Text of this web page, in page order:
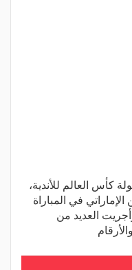
كأس العالم للأندية،
في المباراة
العديد من